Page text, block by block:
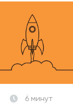
6 минут